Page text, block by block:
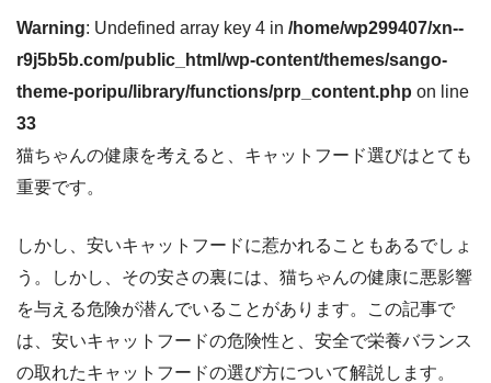
Warning: Undefined array key 4 in /home/wp299407/xn--
r9j5b5b.com/public_html/wp-content/themes/sango-
theme-poripu/library/functions/prp_content.php on line
33
猫ちゃんの健康を考えると、キャットフード選びはとても
重要です。
しかし、安いキャットフードに惹かれることもあるでしょ
う。しかし、その安さの裏には、猫ちゃんの健康に悪影響
を与える危険が潜んでいることがあります。この記事で
は、安いキャットフードの危険性と、安全で栄養バランス
の取れたキャットフードの選び方について解説します。